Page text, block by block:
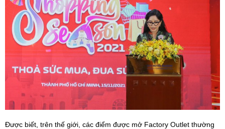
Được biết, trên thế giới, các điểm được mở Factory Outlet thường